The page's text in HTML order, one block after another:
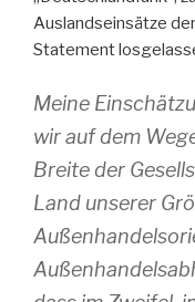
Auslandseinsätze
Statement
Meine
wir auf dem
Breite der
Land unserer